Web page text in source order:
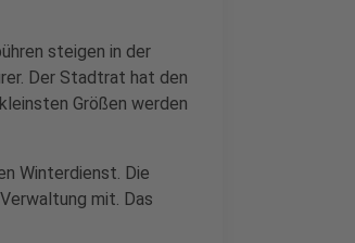
steigen in der
Der Stadtrat hat den
Größen werden
Winterdienst. Die
mit. Das